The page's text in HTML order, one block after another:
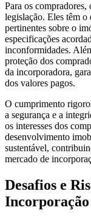
Para os compradores,
legislação. Eles têm o
pertinentes sobre o
especificações
inconformidades.
proteção dos
da incorporadora,
dos valores pagos.
O cumprimento
a segurança e a
os interesses dos
desenvolvimento
sustentável,
mercado de
Desafios e
Incorporação